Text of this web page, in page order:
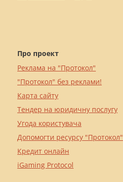
Про проект
Реклама на "Протокол"
"Протокол" без реклами!
Карта сайту
Тендер на юридичну послугу
Угода користувача
Допомогти ресурсу "Протокол"
Кредит онлайн
iGaming Protocol